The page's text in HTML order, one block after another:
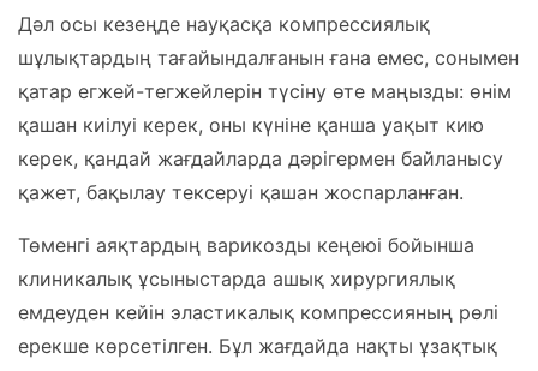
Дәл осы кезеңде науқасқа компрессиялық
шұлықтардың тағайындалғанын ғана емес, сонымен
қатар егжей-тегжейлерін түсіну өте маңызды: өнім
қашан киілуі керек, оны күніне қанша уақыт кию
керек, қандай жағдайларда дәрігермен байланысу
қажет, бақылау тексеруі қашан жоспарланған.
Төменгі аяқтардың варикозды кеңеюі бойынша
клиникалық ұсыныстарда ашық хирургиялық
емдеуден кейін эластикалық компрессияның рөлі
ерекше көрсетілген. Бұл жағдайда нақты ұзақтық